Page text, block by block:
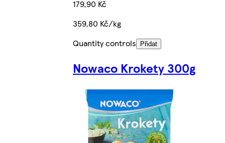
179,90 Kč
359,80 Kč/kg
Quantity controls
Přidat
Nowaco Krokety 300g